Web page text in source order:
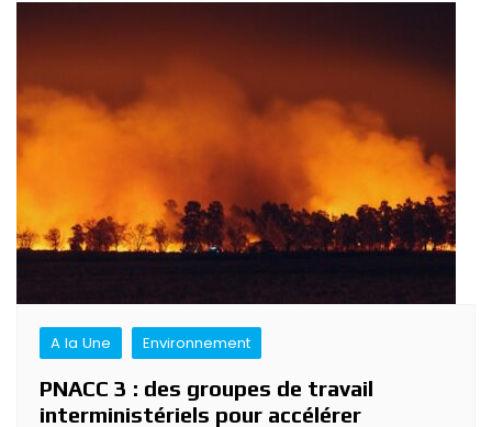
Navigation
de
l’article
A la Une Environnement
PNACC 3 : des groupes de travail
interministériels pour accélérer